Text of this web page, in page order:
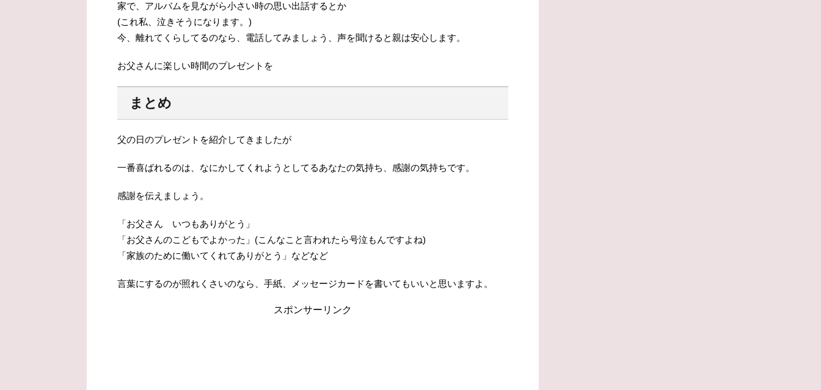
家で、アルバムを見ながら小さい時の思い出話するとか
(これ私、泣きそうになります。)
今、離れてくらしてるのなら、電話してみましょう、声を聞けると親は安心します。
お父さんに楽しい時間のプレゼントを
まとめ
父の日のプレゼントを紹介してきましたが
一番喜ばれるのは、なにかしてくれようとしてるあなたの気持ち、感謝の気持ちです。
感謝を伝えましょう。
「お父さん いつもありがとう」
「お父さんのこどもでよかった」(こんなこと言われたら号泣もんですよね)
「家族のために働いてくれてありがとう」などなど
言葉にするのが照れくさいのなら、手紙、メッセージカードを書いてもいいと思いますよ。
スポンサーリンク